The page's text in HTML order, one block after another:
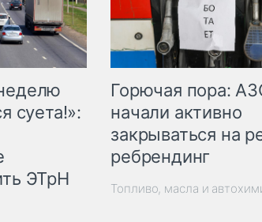
суета!»:
ЭТрН
Горючая пора:
начали активно
закрываться на
ребрендинг
Топливо, масла и